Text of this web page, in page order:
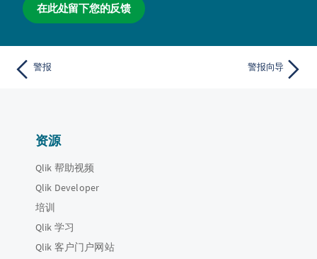
在此处留下您的反馈
警报 警报向导
资源
Qlik 帮助视频
Qlik Developer
培训
Qlik 学习
Qlik 客户门户网站